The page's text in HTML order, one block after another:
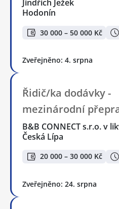
Jindřich Ježek
Hodonín
30 000 – 50 000 Kč
Zveřejněno: 4. srpna
Řidič/ka dodávky -
mezinárodní
B&B CONNECT s.r.o. v
Česká Lípa
20 000 – 30 000 Kč
Zveřejněno: 24. srpna